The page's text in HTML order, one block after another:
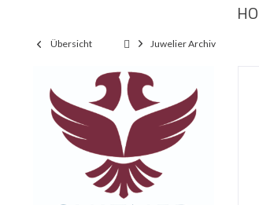
Übersicht Juwelier Archiv